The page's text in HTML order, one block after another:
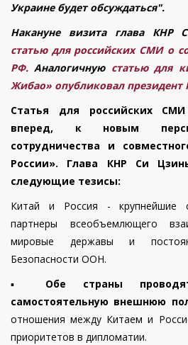
Украине будет обсуждаться".
Накануне визита глава КНР
статью для российских СМИ о
РФ. Аналогичную статью для
Жибао» опубликовал президент
Статья для российских СМИ
вперед, к новым
сотрудничества и
России». Глава КНР Си
следующие тезисы:
Китай и Россия - крупнейшие
партнеры всеобъемлющего
мировые державы и
Безопасности ООН.
▪️ Обе страны
самостоятельную внешнюю
отношения между Китаем и
приоритетов в дипломатии.